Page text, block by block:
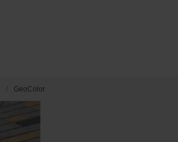
/ GeoColor